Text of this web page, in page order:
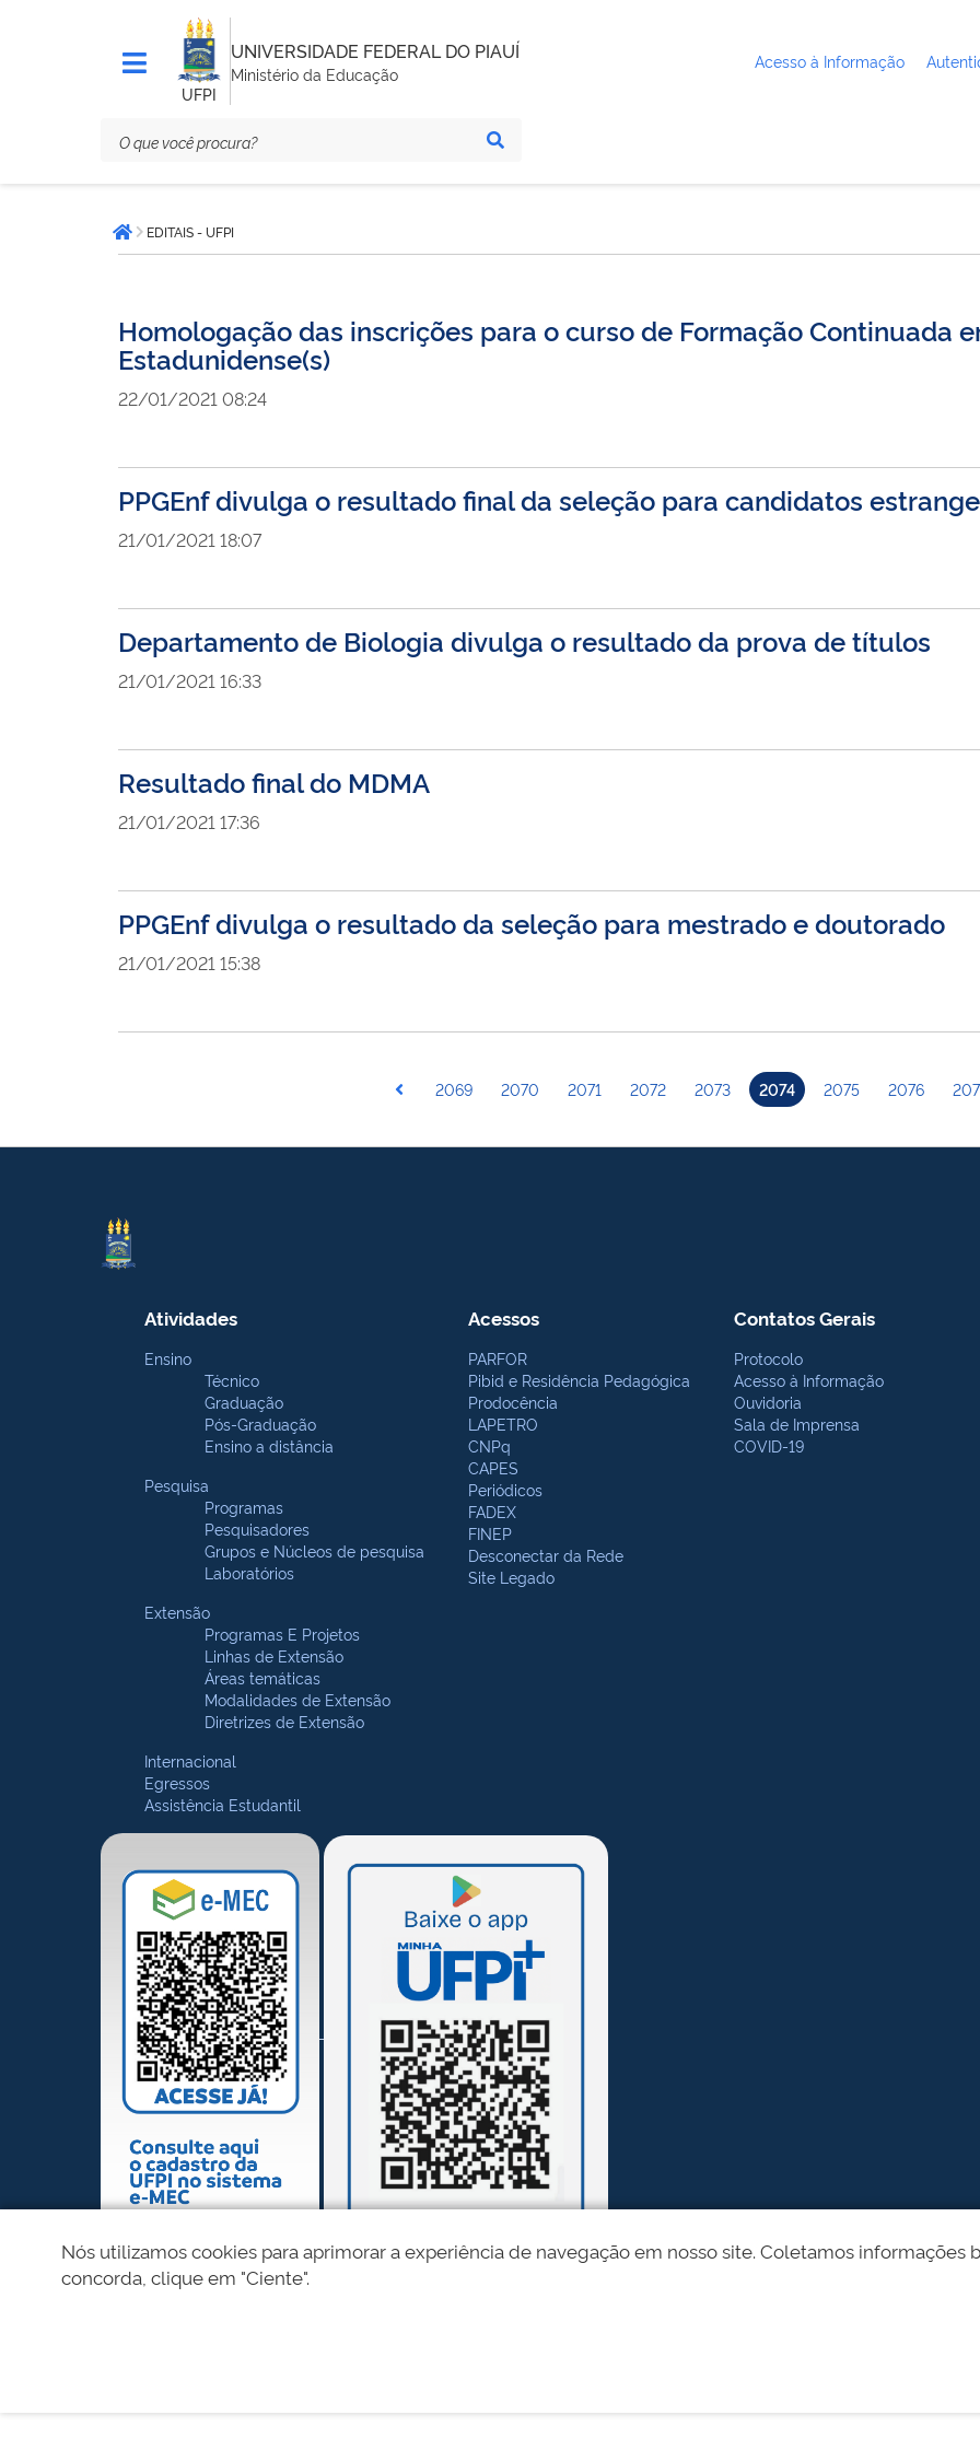
UFPI
UNIVERSIDADE FEDERAL DO PIAUÍ
Ministério da Educação
Acesso à Informação
está
aqui:Página inicial
EDITAIS - UFPI
Homologação das inscrições para o curso de Formação Continuada
Estadunidense(s)
22/01/2021 08:24
PPGEnf divulga o resultado final da seleção para candidatos
21/01/2021 18:07
Departamento de Biologia divulga o resultado da prova de títulos
21/01/2021 16:33
Resultado final do MDMA
21/01/2021 17:36
PPGEnf divulga o resultado da seleção para mestrado e doutorado
21/01/2021 15:38
2069 2070 2071 2072 2073 2074 2075 2076
Atividades
Ensino
Técnico
Graduação
Pós-Graduação
Ensino a distância
Pesquisa
Programas
Pesquisadores
Grupos e Núcleos de pesquisa
Laboratórios
Extensão
Programas E Projetos
Linhas de Extensão
Áreas temáticas
Modalidades de Extensão
Diretrizes de Extensão
Internacional
Egressos
Assistência Estudantil
Acessos
PARFOR
Pibid e Residência Pedagógica
Prodocência
LAPETRO
CNPq
CAPES
Periódicos
FADEX
FINEP
Desconectar da Rede
Site Legado
Contatos Gerais
Protocolo
Acesso à Informação
Ouvidoria
Sala de Imprensa
COVID-19
Nós utilizamos cookies para aprimorar a experiência de navegação em nosso site. Coletamos informações
concorda, clique em "Ciente".